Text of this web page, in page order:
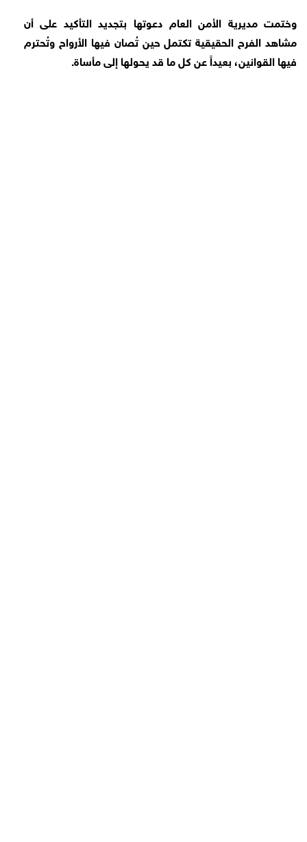
وختمت مديرية الأمن العام دعوتها بتجديد التأكيد على أن
مشاهد الفرح الحقيقية تكتمل حين تُصان فيها الأرواح وتُحترم
فيها القوانين، بعيداً عن كل ما قد يحولها إلى مأساة.